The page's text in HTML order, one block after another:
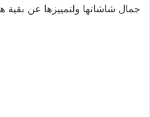
جمال شاشاتها ولتمييزها عن بقية